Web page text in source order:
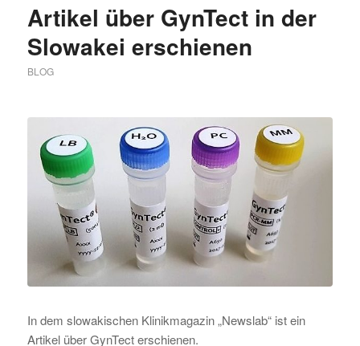
Artikel über GynTect in der
Slowakei erschienen
BLOG
In dem slowakischen Klinikmagazin „Newslab“ ist ein
Artikel über GynTect erschienen.